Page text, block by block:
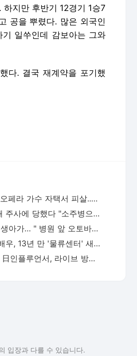
지만 후반기 12경기 1승7
공을 뿌렸다. 많은 외국인
일쑤인데 감보아는 그와
다. 결국 재계약을 포기했
美 그래미 후보 오페라 가수 자택서 피살..31세 친아들 체포
이효리도 박나래 주사에 당했다 "소주병으로 기절시킬까" 재조명
"반바지 안에 신생아가… " 병원 앞 오토바이에서 출산
연예계 떠난 女배우, 13년 만 '물류센터' 새벽 알바 포착 "지옥 같았다"
한국 거주 20대 日인플루언서, 라이브 방송 도중 사망..시청자들 목격 '충격'
입장과 다를 수 있습니다.